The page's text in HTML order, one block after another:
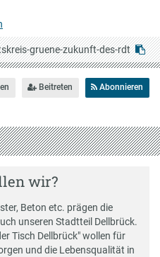
gruene-zukunft-des-rdt
Beitreten Abonnieren
wir?
Beton etc. prägen die
unseren Stadtteil Dellbrück.
Tisch Dellbrück" wollen für
und die Lebensqualität in